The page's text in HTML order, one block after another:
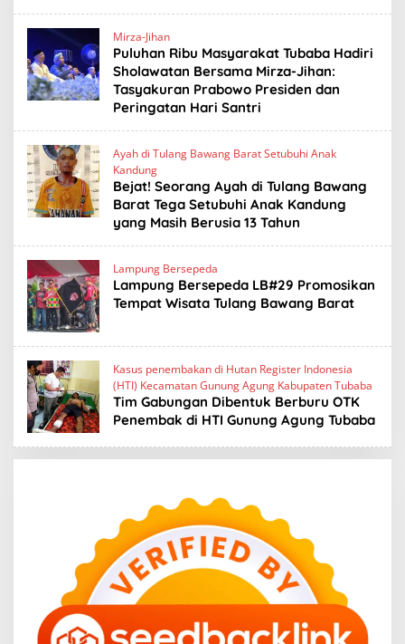
Mirza-Jihan
Puluhan Ribu Masyarakat Tubaba Hadiri
Sholawatan Bersama Mirza-Jihan:
Tasyakuran Prabowo Presiden dan
Peringatan Hari Santri
Ayah di Tulang Bawang Barat Setubuhi Anak
Kandung
Bejat! Seorang Ayah di Tulang Bawang
Barat Tega Setubuhi Anak Kandung
yang Masih Berusia 13 Tahun
Lampung Bersepeda
Lampung Bersepeda LB#29 Promosikan
Tempat Wisata Tulang Bawang Barat
Kasus penembakan di Hutan Register Indonesia
(HTI) Kecamatan Gunung Agung Kabupaten Tubaba
Tim Gabungan Dibentuk Berburu OTK
Penembak di HTI Gunung Agung Tubaba